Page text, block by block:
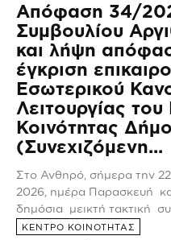
Απόφαση 34/
Συμβουλίου
και λήψη
έγκριση
Εσωτερικού
Λειτουργίας
Κοινότητας
(Συνεχιζόμενη...
Στο Ανθηρό, σήμερα την
2026, ημέρα Παρασκευή
δημόσια μεικτή τακτική
ΚΕΝΤΡΟ ΚΟΙΝΟΤΗΤΑΣ